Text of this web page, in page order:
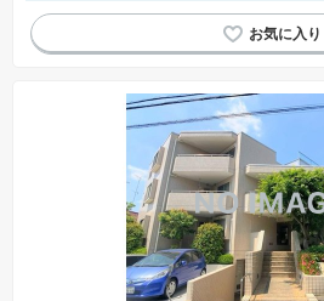
陽当り良好
駐輪場・バイク置き場
駐
温水洗浄便座
システムキッチン